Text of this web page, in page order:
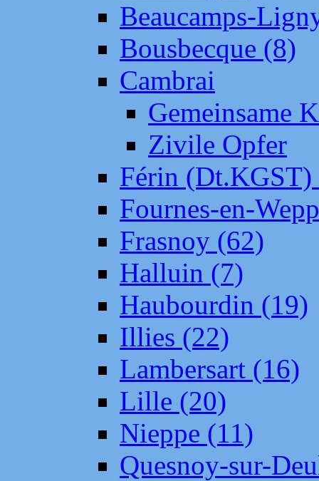
Beaucamps-
Bousbecque (8)
Cambrai
Gemeinsame
Zivile Opfer
Férin (Dt.KGST)
Fournes-en-
Frasnoy (62)
Halluin (7)
Haubourdin (19)
Illies (22)
Lambersart (16)
Lille (20)
Nieppe (11)
Quesnoy-sur-